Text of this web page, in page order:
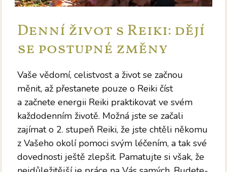
Denní život s Reiki: dějí
se postupné změny
Vaše vědomí, celistvost a život se začnou
měnit, až přestanete pouze o Reiki číst
a začnete energii Reiki praktikovat ve svém
každodenním životě. Možná jste se začali
zajímat o 2. stupeň Reiki, že jste chtěli někomu
z Vašeho okolí pomoci svým léčením, a tak své
dovednosti ještě zlepšit. Pamatujte si však, že